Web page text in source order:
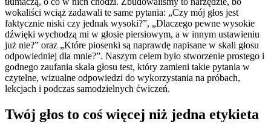
wokaliści wciąż zadawali te same pytania: „Czy mój głos jest
faktycznie niski czy jednak wysoki?”, „Dlaczego pewne wysokie
dźwięki wychodzą mi w głosie piersiowym, a w innym ustawieniu
już nie?” oraz „Które piosenki są naprawdę napisane w skali głosu
odpowiedniej dla mnie?”. Naszym celem było stworzenie prostego i
godnego zaufania skala głosu test, który zamieni takie pytania w
czytelne, wizualne odpowiedzi do wykorzystania na próbach,
lekcjach i podczas samodzielnych ćwiczeń.
Twój głos to coś więcej niż jedna etykieta